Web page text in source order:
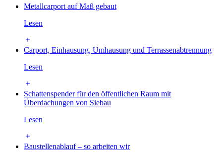
Metallcarport auf Maß gebaut
Lesen
Carport, Einhausung, Umhausung und Terrassenabtrennung
Lesen
Schattenspender für den öffentlichen Raum mit
Überdachungen von Siebau
Lesen
Baustellenablauf – so arbeiten wir